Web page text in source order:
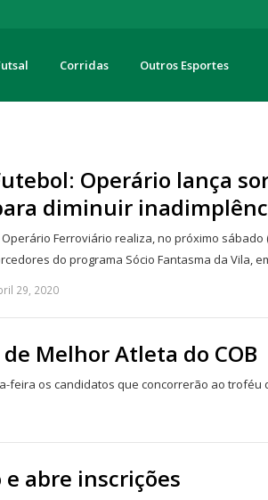
Corridas Outros Esportes
Operário lança
diminuir
Operário Ferroviário realiza, no próximo sábado
do programa Sócio Fantasma da Vila,
29, 2020
Melhor Atleta do COB
feira os candidatos que concorrerão ao
abre inscrições